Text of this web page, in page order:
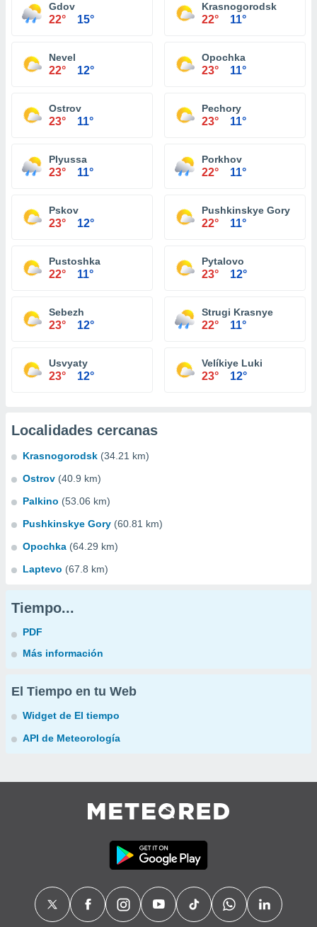
Gdov
22° 15°
Krasnogorodsk
22° 11°
Nevel
22° 12°
Opochka
23° 11°
Ostrov
23° 11°
Pechory
23° 11°
Plyussa
23° 11°
Porkhov
22° 11°
Pskov
23° 12°
Pushkinskye Gory
22° 11°
Pustoshka
22° 11°
Pytalovo
23° 12°
Sebezh
23° 12°
Strugi Krasnye
22° 11°
Usvyaty
23° 12°
Velíkiye Luki
23° 12°
Localidades cercanas
Krasnogorodsk (34.21 km)
Ostrov (40.9 km)
Palkino (53.06 km)
Pushkinskye Gory (60.81 km)
Opochka (64.29 km)
Laptevo (67.8 km)
Tiempo...
PDF
Más información
El Tiempo en tu Web
Widget de El tiempo
API de Meteorología